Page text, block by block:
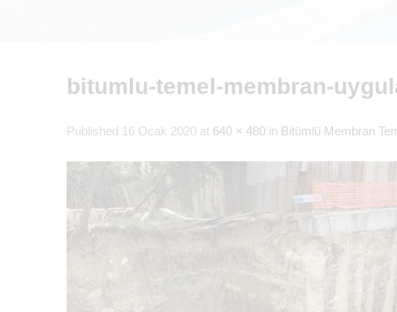
bitumlu-temel-membran-
Published 16 Ocak 2020 at 640 × 480 in Bitümlü Membran